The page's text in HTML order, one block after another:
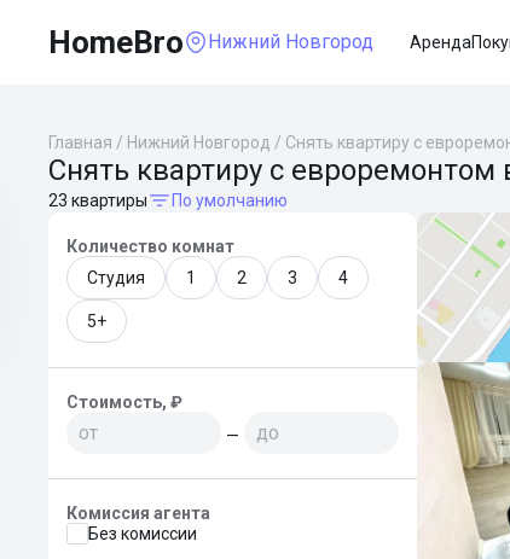
HomeBro Нижний Новгород Аренда
Главная / Нижний Новгород / Снять квартиру с
Снять квартиру с
23 квартиры По умолчанию
Количество комнат
Студия
1 2 3 4
5+
Стоимость, ₽
—
Комиссия агента
Без комиссии